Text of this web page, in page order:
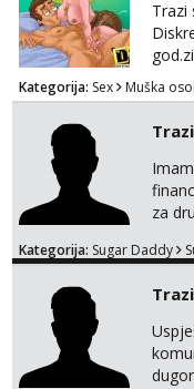
Trazi
mail
😉!! I
Kategorija: Sex Muška
za
Kategorija: Sugar Daddy